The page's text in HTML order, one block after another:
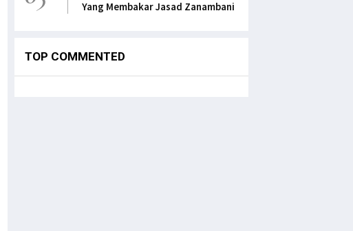
Yang Membakar Jasad Zanambani
TOP COMMENTED